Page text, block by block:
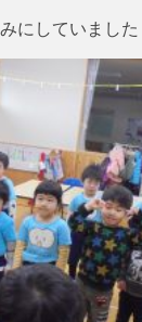
にしていました